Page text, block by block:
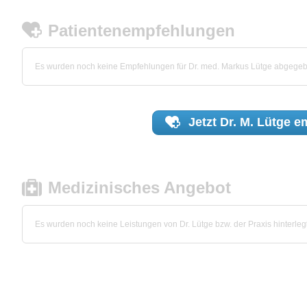
Patientenempfehlungen
Es wurden noch keine Empfehlungen für Dr. med. Markus Lütge
Jetzt Dr. M. Lütge
Medizinisches Angebot
Es wurden noch keine Leistungen von Dr. Lütge bzw. der Praxis